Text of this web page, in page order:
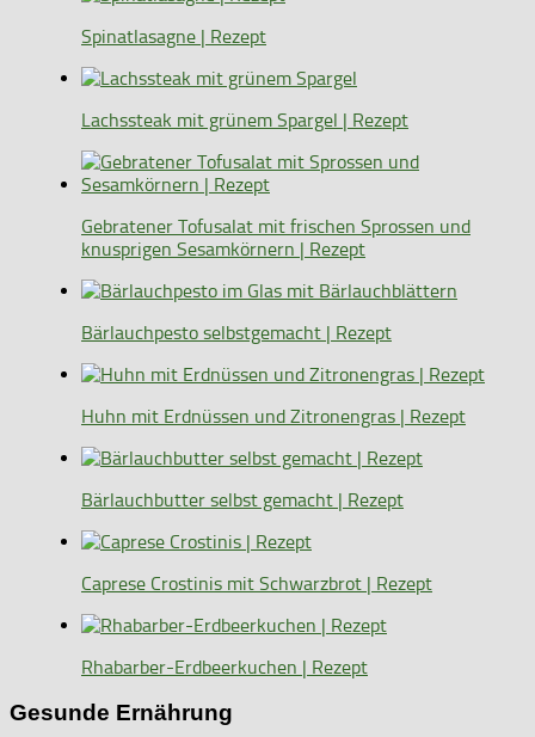
Spinatlasagne | Rezept
Lachssteak mit grünem Spargel | Rezept
Gebratener Tofusalat mit frischen Sprossen und
knusprigen Sesamkörnern | Rezept
Bärlauchpesto selbstgemacht | Rezept
Huhn mit Erdnüssen und Zitronengras | Rezept
Bärlauchbutter selbst gemacht | Rezept
Caprese Crostinis mit Schwarzbrot | Rezept
Rhabarber-Erdbeerkuchen | Rezept
Gesunde Ernährung